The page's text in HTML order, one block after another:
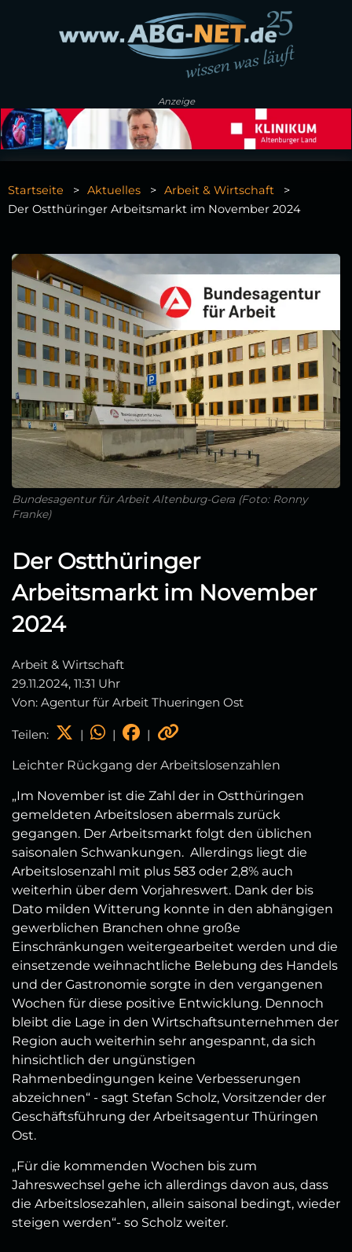
Anzeige
Startseite Aktuelles
Arbeit & Wirtschaft
Der Ostthüringer Arbeitsmarkt im November 2024
Bundesagentur für Arbeit Altenburg-Gera (Foto: Ronny
Franke)
Der Ostthüringer
Arbeitsmarkt im November
2024
Arbeit & Wirtschaft
29.11.2024, 11:31 Uhr
Von: Agentur für Arbeit Thueringen Ost
Teilen: | | |
Leichter Rückgang der Arbeitslosenzahlen
„Im November ist die Zahl der in Ostthüringen
gemeldeten Arbeitslosen abermals zurück
gegangen. Der Arbeitsmarkt folgt den üblichen
saisonalen Schwankungen. Allerdings liegt die
Arbeitslosenzahl mit plus 583 oder 2,8% auch
weiterhin über dem Vorjahreswert. Dank der bis
Dato milden Witterung konnte in den abhängigen
gewerblichen Branchen ohne große
Einschränkungen weitergearbeitet werden und die
einsetzende weihnachtliche Belebung des Handels
und der Gastronomie sorgte in den vergangenen
Wochen für diese positive Entwicklung. Dennoch
bleibt die Lage in den Wirtschaftsunternehmen der
Region auch weiterhin sehr angespannt, da sich
hinsichtlich der ungünstigen
Rahmenbedingungen keine Verbesserungen
abzeichnen“ - sagt Stefan Scholz, Vorsitzender der
Geschäftsführung der Arbeitsagentur Thüringen
Ost.
„Für die kommenden Wochen bis zum
Jahreswechsel gehe ich allerdings davon aus, dass
die Arbeitslosezahlen, allein saisonal bedingt, wieder
steigen werden“- so Scholz weiter.